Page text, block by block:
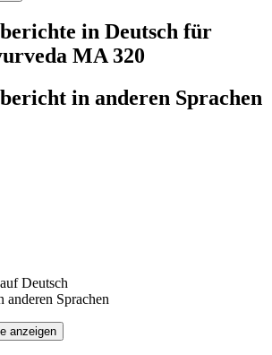
in Deutsch für
MA 320
in anderen Sprachen
Deutsch
anderen Sprachen
anzeigen